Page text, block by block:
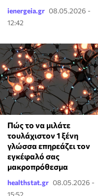
ienergeia.gr 08.05.2026 -
12:42
⁠Πώς το να μιλάτε
τουλάχιστον 1 ξένη
γλώσσα επηρεάζει τον
εγκέφαλό σας
μακροπρόθεσμα
healthstat.gr 08.05.2026 -
15:52